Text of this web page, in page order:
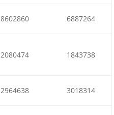
8602860 6887264
2080474 1843738
2964638 3018314